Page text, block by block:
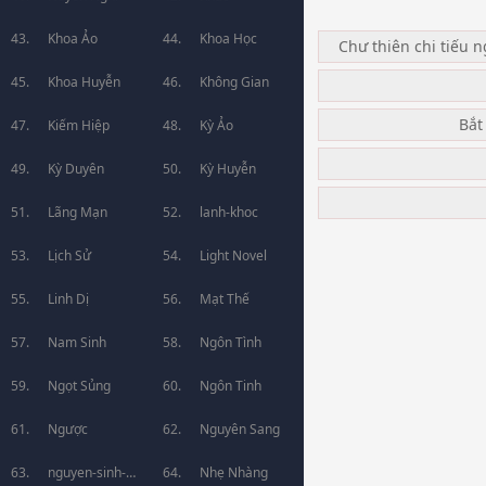
Khoa Ảo Khoa Học
Khoa Huyễn Không Gian
Kiếm Hiệp Kỳ Ảo
Kỳ Duyên Kỳ Huyễn
Lãng Mạn lanh-khoc
Lịch Sử Light Novel
Linh Dị Mạt Thế
Nam Sinh Ngôn Tình
Ngọt Sủng Ngôn Tinh
Ngược Nguyên Sang
nguyen-sinh- Nhẹ Nhàng
Chư thiên chi tiếu